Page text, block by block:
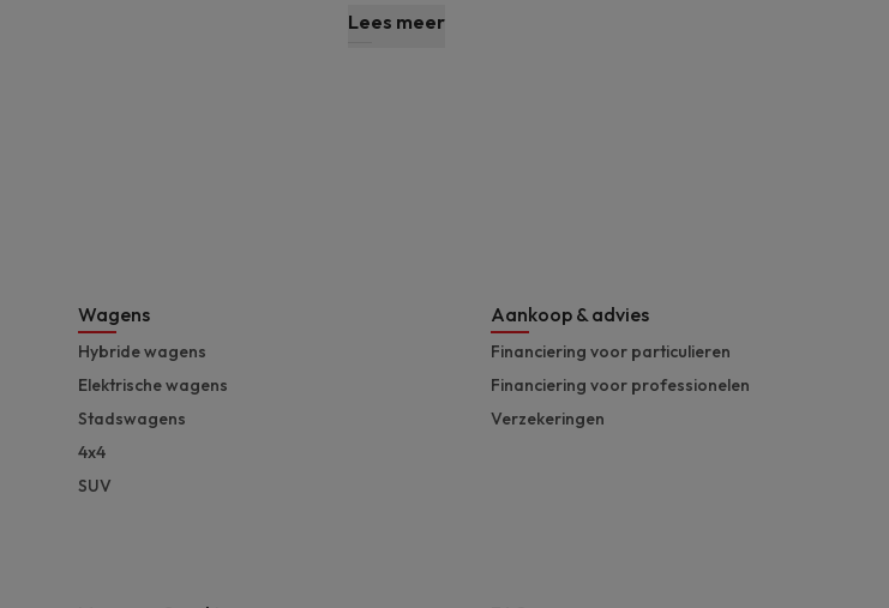
Lees meer
Wagens
Hybride wagens
Elektrische wagens
Stadswagens
4x4
SUV
Aankoop & advies
Financiering voor particulieren
Financiering voor professionelen
Verzekeringen